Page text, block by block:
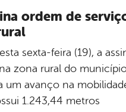
ordem de
sexta-feira (19), a
zona rural do
avanço na
1.243,44 metros